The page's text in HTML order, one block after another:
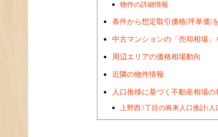
物件の詳細情報
条件から想定取引価格(坪単価)
中古マンションの「売却相場」
周辺エリアの価格相場動向
近隣の物件情報
人口推移に基づく不動産相場の
上野西3丁目の将来人口推計(人